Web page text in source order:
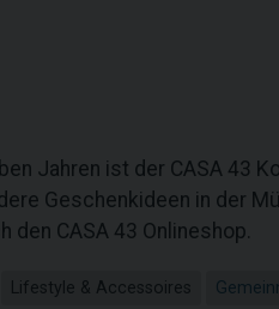
Jahren ist der CASA 43
Geschenkideen in der
den CASA 43 Onlineshop.
Lifestyle & Accessoires